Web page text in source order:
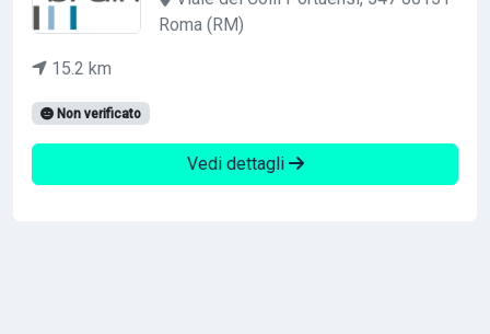
Roma (RM)
15.2 km
Non verificato
Vedi dettagli